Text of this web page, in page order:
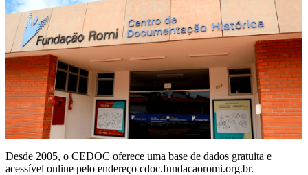
Desde 2005, o CEDOC oferece uma base de dados gratuita e
acessível online pelo endereço cdoc.fundacaoromi.org.br.